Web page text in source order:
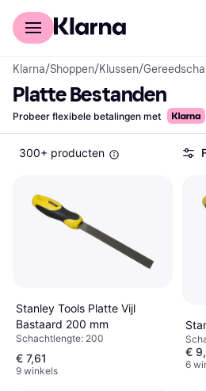
Voor shoppers
Klarna/Shoppen/Klussen/
Platte Bestanden
Probeer flexibele betalingen met
300+ producten
Stanley Tools Platte Vijl
Bastaard 200 mm
Schachtlengte: 200
€ 7,61
9 winkels
€
6